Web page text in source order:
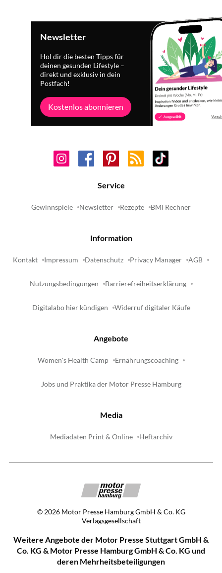
Newsletter
Hol dir die besten Tipps für
deinen gesunden Lifestyle –
direkt und exklusiv in dein
Postfach!
Kostenlos abonnieren
Service
Gewinnspiele Newsletter Rezepte BMI Rechner
Information
Kontakt Impressum Datenschutz Privacy Manager AGB
Nutzungsbedingungen Barrierefreiheitserklärung
Digitalabo hier kündigen Widerruf digitaler Käufe
Angebote
Women's Health Camp Ernährungscoaching
Jobs und Praktika der Motor Presse Hamburg
Media
Mediadaten Print & Online Heftarchiv
© 2026 Motor Presse Hamburg GmbH & Co. KG
Verlagsgesellschaft
Weitere Angebote der Motor Presse Stuttgart GmbH &
Co. KG & Motor Presse Hamburg GmbH & Co. KG und
deren Mehrheitsbeteiligungen